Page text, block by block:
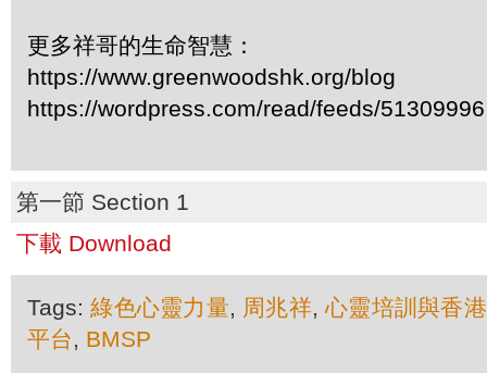
更多祥哥的生命智慧：
https://www.greenwoodshk.org/blog
https://wordpress.com/read/feeds/51309996
第一節 Section 1
下載 Download
Tags:綠色心靈力量, 周兆祥,心靈培訓與香
平台, BMSP